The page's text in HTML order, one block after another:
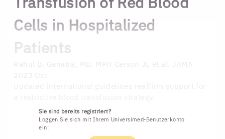
Cells in Hospitalized
Patients
Sie sind bereits registriert?
Loggen Sie sich mit Ihrem Universimed-Benutzerkonto
ein: